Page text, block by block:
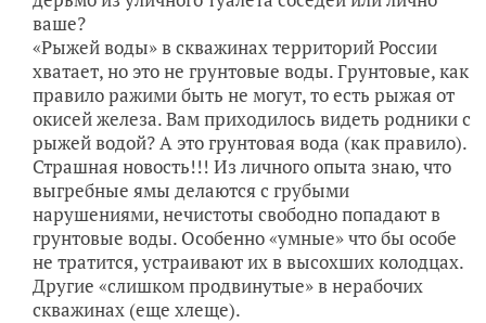
ваше?
«Рыжей воды» в скважинах территорий России
хватает, но это не грунтовые воды. Грунтовые, как
правило ражими быть не могут, то есть рыжая от
окисей железа. Вам приходилось видеть родники с
рыжей водой? А это грунтовая вода (как правило).
Страшная новость!!! Из личного опыта знаю, что
выгребные ямы делаются с грубыми
нарушениями, нечистоты свободно попадают в
грунтовые воды. Особенно «умные» что бы особе
не тратится, устраивают их в высохших колодцах.
Другие «слишком продвинутые» в нерабочих
скважинах (еще хлеще).